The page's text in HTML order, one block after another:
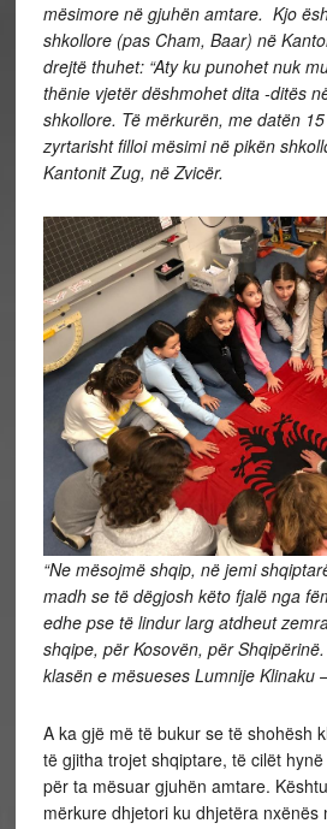
mësimore në gjuhën amtare. Kjo
shkollore (pas Cham, Baar) në
drejtë thuhet: “Aty ku punohet nuk
thënie vjetër dëshmohet dita -ditës
shkollore. Të mërkurën, me datën
zyrtarisht filloi mësimi në pikën
Kantonit Zug, në Zvicër.
“Ne mësojmë shqip, në jemi
madh se të dëgjosh këto fjalë nga
edhe pse të lindur larg atdheut
shqipe, për Kosovën, për
klasën e mësueses Lumnije Klinaku
A ka gjë më të bukur se të shohësh
të gjitha trojet shqiptare, të cilët
për ta mësuar gjuhën amtare.
mërkure dhjetori ku dhjetëra nxënës